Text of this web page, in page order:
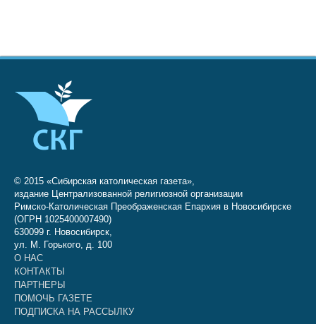
© 2015 «Сибирская католическая газета»,
издание Централизованной религиозной организации
Римско-Католическая Преображенская Епархия в Новосибирске
(ОГРН 1025400007490)
630099 г. Новосибирск,
ул. М. Горького, д. 100
О НАС
КОНТАКТЫ
ПАРТНЕРЫ
ПОМОЧЬ ГАЗЕТЕ
ПОДПИСКА НА РАССЫЛКУ